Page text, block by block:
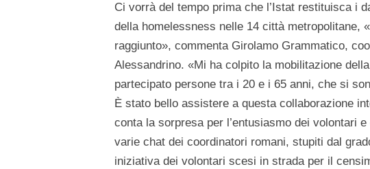
Ci vorrà del tempo prima che l’Istat restituisca i
della homelessness nelle 14 città metropolitane,
raggiunto», commenta Girolamo Grammatico,
Alessandrino. «Mi ha colpito la mobilitazione
partecipato persone tra i 20 e i 65 anni, che si
È stato bello assistere a questa collaborazione
conta la sorpresa per l’entusiasmo dei volontari
varie chat dei coordinatori romani, stupiti dal
iniziativa dei volontari scesi in strada per il